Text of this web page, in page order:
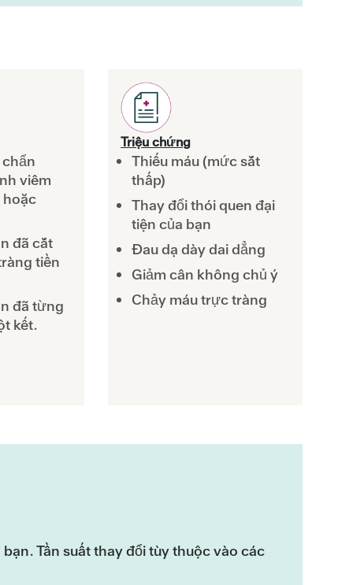
viêm
hoặc
đã cắt
tiền
đã từng
kết.
Triệu chứng
Thiếu máu (mức sắt
thấp)
Thay đổi thói quen đại
tiện của bạn
Đau dạ dày dai dẳng
Giảm cân không chủ ý
Chảy máu trực tràng
Tần suất thay đổi tùy thuộc vào các